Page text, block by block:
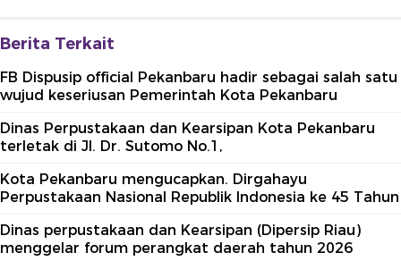
Berita Terkait
FB Dispusip official Pekanbaru hadir sebagai salah satu
wujud keseriusan Pemerintah Kota Pekanbaru
Dinas Perpustakaan dan Kearsipan Kota Pekanbaru
terletak di Jl. Dr. Sutomo No.1,
Kota Pekanbaru mengucapkan. Dirgahayu
Perpustakaan Nasional Republik Indonesia ke 45 Tahun
Dinas perpustakaan dan Kearsipan (Dipersip Riau)
menggelar forum perangkat daerah tahun 2026